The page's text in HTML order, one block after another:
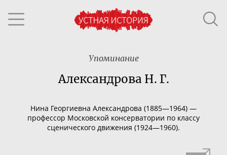
Упоминание
Александрова Н. Г.
Нина Георгиевна Александрова (1885—1964) —
профессор Московской консерватории по классу
сценического движения (1924—1960).